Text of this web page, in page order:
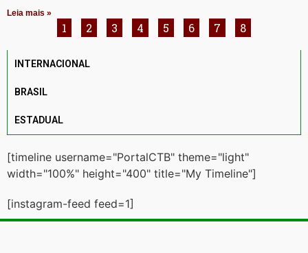
Leia mais »
1 2 3 4 5 6 7 8
INTERNACIONAL
BRASIL
ESTADUAL
[timeline username="PortalCTB" theme="light"
width="100%" height="400" title="My Timeline"]
[instagram-feed feed=1]